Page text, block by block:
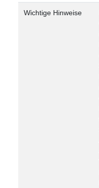
Wichtige Hinweise